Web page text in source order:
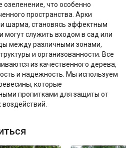
озеленение, что особенно
пространства. Арки
шарма, становясь эффектным
служить входом в сад или
между различными зонами,
и организованности. Все
из качественного дерева,
и надежность. Мы используем
которые
пропитками для защиты от